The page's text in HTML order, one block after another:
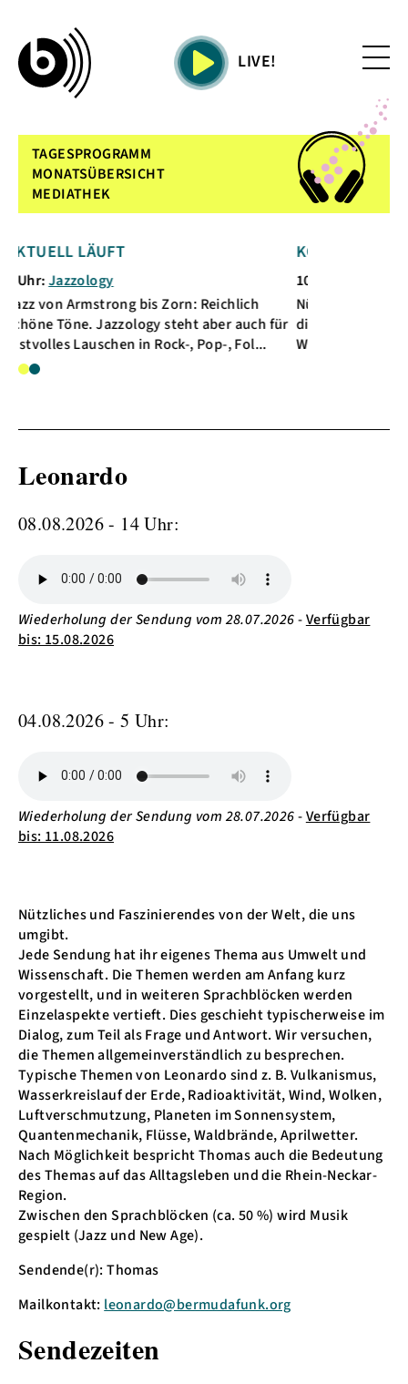
LIVE!
LÄUFT
Armstrong bis Zorn: Reichlich
Töne. Jazzology steht aber auch für
Lauschen in Rock-, Pop-, Fol...
KOMMENDE
Leonardo
Nützliches und
die uns umgibt. Mit
Wissenschaft und
TAGESPROGRAMM
MONATSÜBERSICHT
MEDIATHEK
Leonardo
08.08.2026 - 14 Uhr:
Wiederholung der Sendung vom 28.07.2026-Verfügbar
bis: 15.08.2026
04.08.2026 - 5 Uhr:
Wiederholung der Sendung vom 28.07.2026-Verfügbar
bis: 11.08.2026
Nützliches und Faszinierendes von der Welt, die uns
umgibt.
Jede Sendung hat ihr eigenes Thema aus Umwelt und
Wissenschaft. Die Themen werden am Anfang kurz
vorgestellt, und in weiteren Sprachblöcken werden
Einzelaspekte vertieft. Dies geschieht typischerweise im
Dialog, zum Teil als Frage und Antwort. Wir versuchen,
die Themen allgemeinverständlich zu besprechen.
Typische Themen von Leonardo sind z. B. Vulkanismus,
Wasserkreislauf der Erde, Radioaktivität, Wind, Wolken,
Luftverschmutzung, Planeten im Sonnensystem,
Quantenmechanik, Flüsse, Waldbrände, Aprilwetter.
Nach Möglichkeit bespricht Thomas auch die Bedeutung
des Themas auf das Alltagsleben und die Rhein-Neckar-
Region.
Zwischen den Sprachblöcken (ca. 50 %) wird Musik
gespielt (Jazz und New Age).
Sendende(r): Thomas
Mailkontakt: leonardo@bermudafunk.org
Sendezeiten